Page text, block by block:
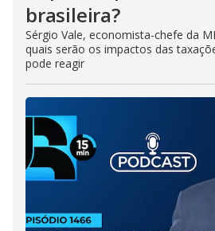
brasileira?
Sérgio Vale, economista-chefe da
quais serão os impactos das
pode reagir